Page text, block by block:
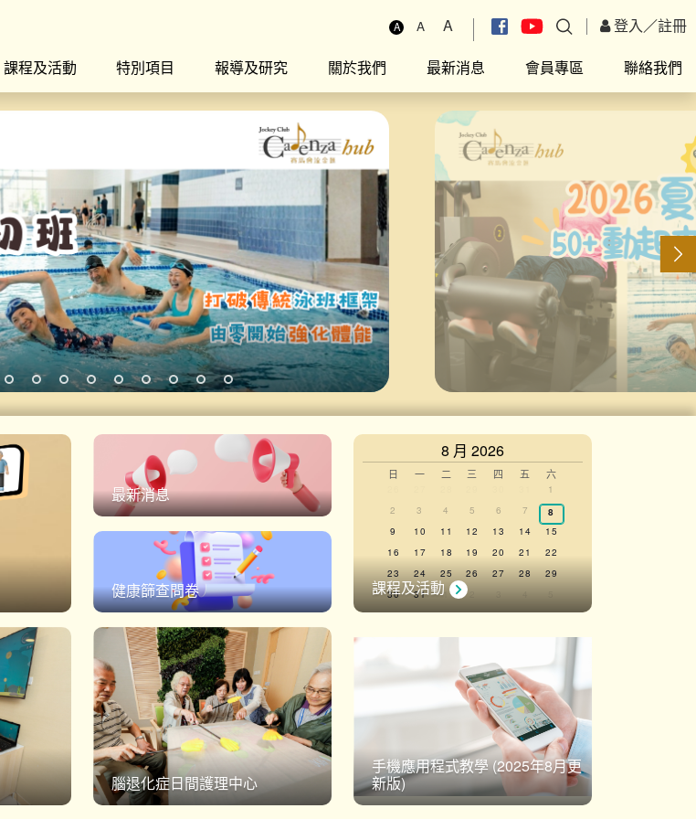
A A A 登入／註冊
課程及活動 特別項目 報導及研究 關於我們 最新消息 會員專區 聯絡我們
最新消息
健康篩查問卷 課程及活動
8 月 2026
Calendar
of
Events
日 一 二 三 四 五 六
events,
0
events,
1
0
2
0
3
0
4
0
5
0
6
0
events,
7
0
events,
8
0
9
010
011
012
013
014
015
016
017
018
019
0
20
0
21
0
22
0
events,
23
0
events,
24
0
events,
25
0
events,
26
0
27
0
28
0
29
0
30
0
31
01
0
2
0
3
0
4
0
5
There are no events on this day.
View Calendar
腦退化症日間護理中心
手機應用程式教學 (2025年8月更
新版)